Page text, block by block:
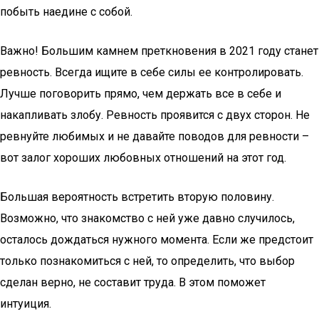
побыть наедине с собой.
Важно! Большим камнем преткновения в 2021 году станет
ревность. Всегда ищите в себе силы ее контролировать.
Лучше поговорить прямо, чем держать все в себе и
накапливать злобу. Ревность проявится с двух сторон. Не
ревнуйте любимых и не давайте поводов для ревности –
вот залог хороших любовных отношений на этот год.
Большая вероятность встретить вторую половину.
Возможно, что знакомство с ней уже давно случилось,
осталось дождаться нужного момента. Если же предстоит
только познакомиться с ней, то определить, что выбор
сделан верно, не составит труда. В этом поможет
интуиция.